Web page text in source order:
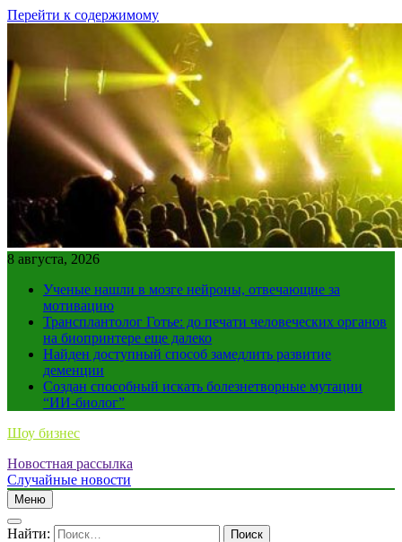
Перейти к содержимому
8 августа, 2026
Ученые нашли в мозге нейроны, отвечающие за
мотивацию
Трансплантолог Готье: до печати человеческих органов
на биопринтере еще далеко
Найден доступный способ замедлить развитие
деменции
Создан способный искать болезнетворные мутации
“ИИ-биолог”
Шоу бизнес
Новостная рассылка
Случайные новости
Меню
Найти: